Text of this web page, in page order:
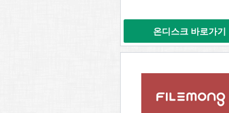
온디스크 바로가기